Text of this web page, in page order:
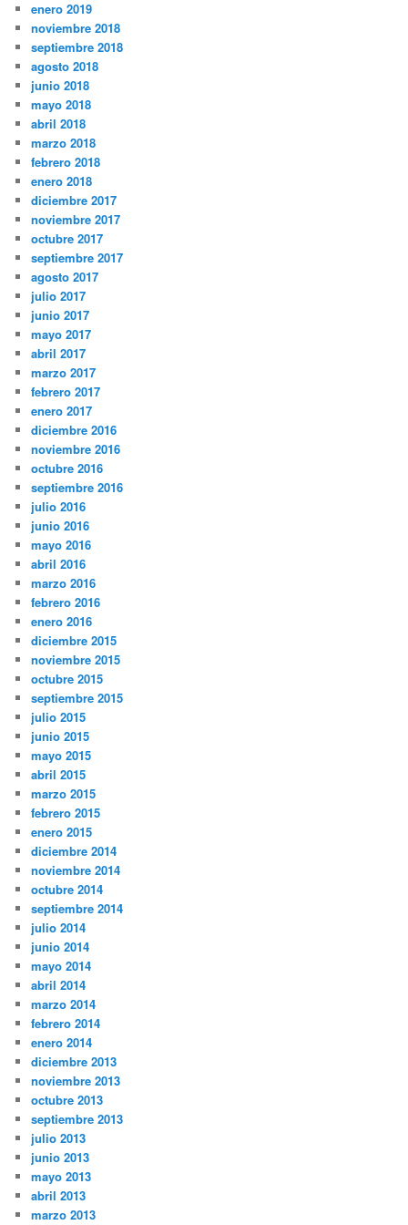
enero 2019
noviembre 2018
septiembre 2018
agosto 2018
junio 2018
mayo 2018
abril 2018
marzo 2018
febrero 2018
enero 2018
diciembre 2017
noviembre 2017
octubre 2017
septiembre 2017
agosto 2017
julio 2017
junio 2017
mayo 2017
abril 2017
marzo 2017
febrero 2017
enero 2017
diciembre 2016
noviembre 2016
octubre 2016
septiembre 2016
julio 2016
junio 2016
mayo 2016
abril 2016
marzo 2016
febrero 2016
enero 2016
diciembre 2015
noviembre 2015
octubre 2015
septiembre 2015
julio 2015
junio 2015
mayo 2015
abril 2015
marzo 2015
febrero 2015
enero 2015
diciembre 2014
noviembre 2014
octubre 2014
septiembre 2014
julio 2014
junio 2014
mayo 2014
abril 2014
marzo 2014
febrero 2014
enero 2014
diciembre 2013
noviembre 2013
octubre 2013
septiembre 2013
julio 2013
junio 2013
mayo 2013
abril 2013
marzo 2013